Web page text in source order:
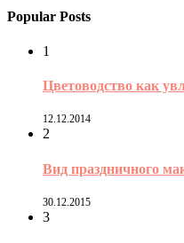
Popular Posts
1
Цветоводство как
12.12.2014
2
Вид праздничного
30.12.2015
3